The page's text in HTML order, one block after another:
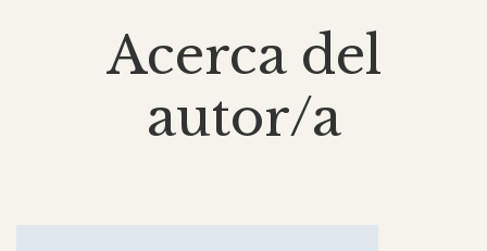
Acerca del
autor/a